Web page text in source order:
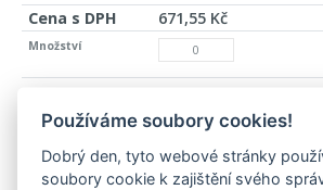
671,55 Kč
>10 ks
hliník
inox hl. E71
Používáme soubory cookies!
Dobrý den, tyto webové stránky
soubory cookie k zajištění svého